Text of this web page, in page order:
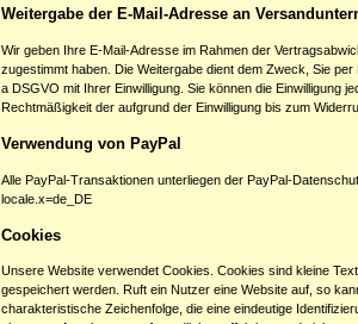
Weitergabe der E-Mail-Adresse an
Wir geben Ihre E-Mail-Adresse im Rahmen der
zugestimmt haben. Die Weitergabe dient dem Zweck, Sie
a DSGVO mit Ihrer Einwilligung. Sie können die Einwilligung
Rechtmäßigkeit der aufgrund der Einwilligung bis zum
Verwendung von PayPal
Alle PayPal-Transaktionen unterliegen der PayPal-
locale.x=de_DE
Cookies
Unsere Website verwendet Cookies. Cookies sind kleine
gespeichert werden. Ruft ein Nutzer eine Website auf, so
charakteristische Zeichenfolge, die eine eindeutige